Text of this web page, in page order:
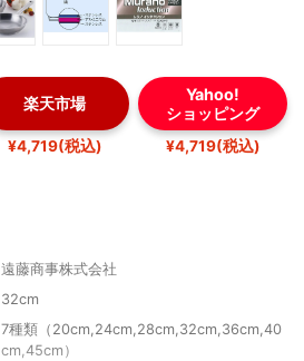
楽天市場
¥4,719(税込)
Yahoo!
ショッピング
¥4,719(税込)
遠藤商事株式会社
32cm
7種類（20cm,24cm,28cm,32cm,36cm,40
cm,45cm）